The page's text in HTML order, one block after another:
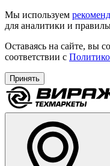
Мы используем
для аналитики и
Оставаясь на сайте, вы
соответствии с
Принять